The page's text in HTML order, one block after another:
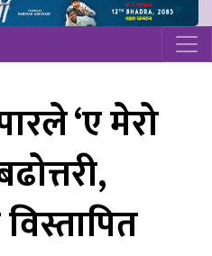
‘ए मेरो